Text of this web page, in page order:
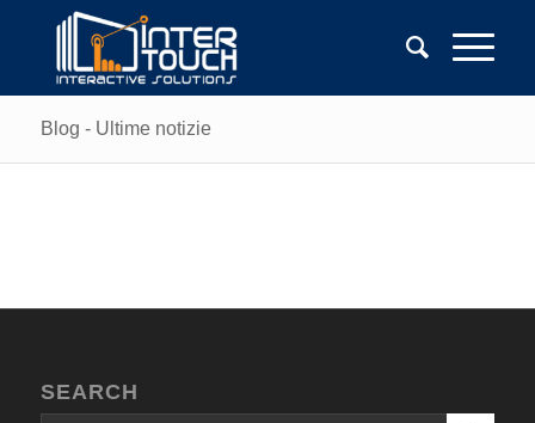
Blog - Ultime notizie
SEARCH